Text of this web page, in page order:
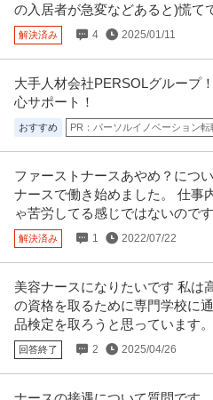
の入居者が急変などあると)慌て
解決済み 4 2025/01/11
大手人材会社PERSOLグループ
心サポート！
おすすめ PR：パーソルイノベーション転
ファーストナースあやめ？につ
ナースで働き始めました。 仕事
ゃ苦労してる感じではないので
解決済み 1 2022/07/22
美容ナースになりたいです 私は
の資格を取るために専門学校に
品検定を取ろうと思っています
回答終了 2 2025/04/26